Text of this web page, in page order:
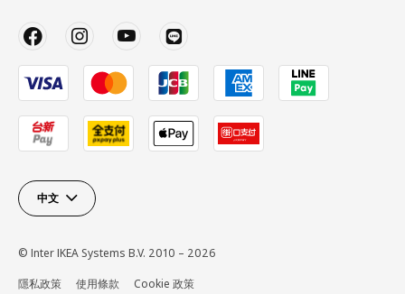
中文
© Inter IKEA Systems B.V. 2010 – 2026
隱私政策
使用條款 Cookie 政策